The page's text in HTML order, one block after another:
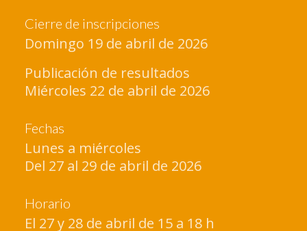
Cierre de inscripciones
Domingo 19 de abril de 2026
Publicación de resultados
Miércoles 22 de abril de 2026
Fechas
Lunes a miércoles
Del 27 al 29 de abril de 2026
Horario
El 27 y 28 de abril de 15 a 18 h